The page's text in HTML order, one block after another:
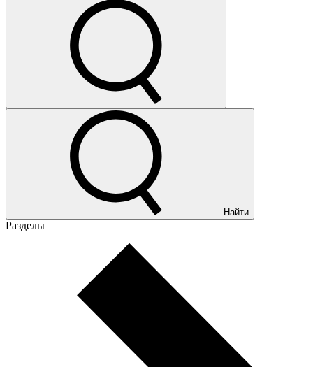
Найти
Разделы